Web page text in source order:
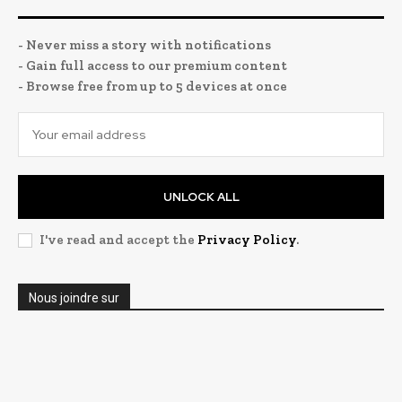
- Never miss a story with notifications
- Gain full access to our premium content
- Browse free from up to 5 devices at once
UNLOCK ALL
I've read and accept the Privacy Policy.
Nous joindre sur